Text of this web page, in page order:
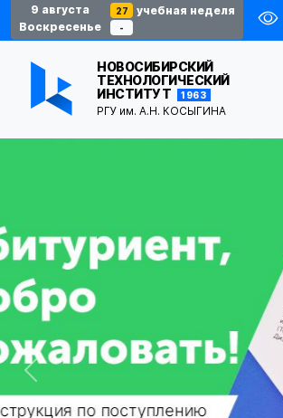
9 августа 27
учебная неделя
Воскресенье
-
НОВОСИБИРСКИЙ
ТЕХНОЛОГИЧЕСКИЙ
ИНСТИТУТ
1963
РГУ им. А.Н. КОСЫГИНА
Previous